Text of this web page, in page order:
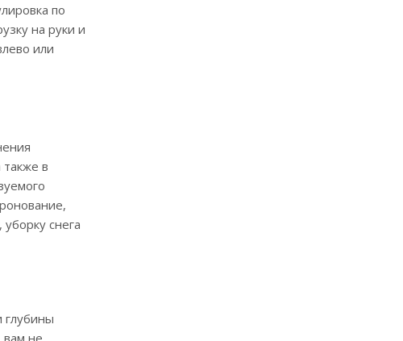
по
на руки и
или
также в
снега
глубины
вам не